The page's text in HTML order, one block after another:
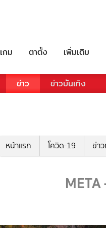
เกม ตาตั้ง เพิ่มเติม
ข่าว ข่าวบันเทิง
หน้าแรก โควิด-19 ข่า